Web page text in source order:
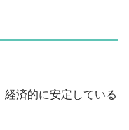
済的に安定している